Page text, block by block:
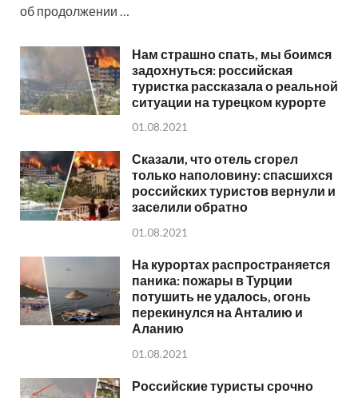
об продолжении …
Нам страшно спать, мы боимся
задохнуться: российская
туристка рассказала о реальной
ситуации на турецком курорте
01.08.2021
Сказали, что отель сгорел
только наполовину: спасшихся
российских туристов вернули и
заселили обратно
01.08.2021
На курортах распространяется
паника: пожары в Турции
потушить не удалось, огонь
перекинулся на Анталию и
Аланию
01.08.2021
Российские туристы срочно